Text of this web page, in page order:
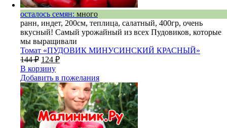
осталось семян: много
ранн, индет, 200см, теплица, салатный, 400гр, очень
вкусный! Самый урожайный из всех Пудовиков, которые
мы выращивали
Томат «ПУДОВИК МИНУСИНСКИЙ КРАСНЫЙ»
144₽ 124 ₽
В корзину
Добавить в пожелания